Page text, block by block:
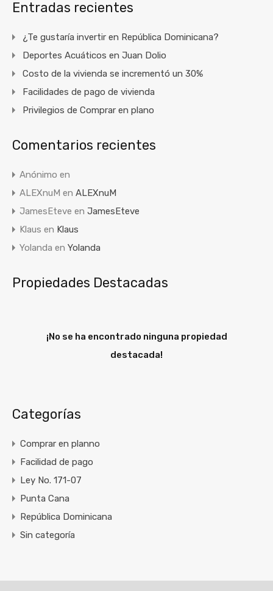
Entradas recientes
¿Te gustaría invertir en República Dominicana?
Deportes Acuáticos en Juan Dolio
Costo de la vivienda se incrementó un 30%
Facilidades de pago de vivienda
Privilegios de Comprar en plano
Comentarios recientes
Anónimo en
ALEXnuM en ALEXnuM
JamesEteve en JamesEteve
Klaus en Klaus
Yolanda en Yolanda
Propiedades Destacadas
¡No se ha encontrado ninguna propiedad
destacada!
Categorías
Comprar en planno
Facilidad de pago
Ley No. 171-07
Punta Cana
República Dominicana
Sin categoría